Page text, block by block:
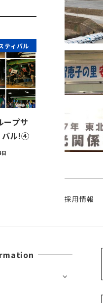
ティバル
ープサ
バル!④
採用情報